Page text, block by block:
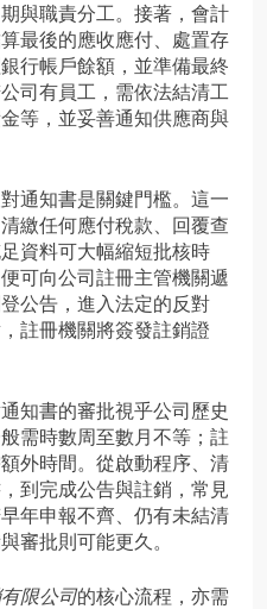
與職責分工。接著，會計
最後的應收應付、處置存
行帳戶餘額，並準備最終
司有員工，需依法結清工
等，並妥善通知供應商與
通知書是關鍵門檻。這一
繳任何應付稅款、回覆查
資料可大幅縮短批核時
可向公司註冊主管機關遞
公告，進入法定的反對
註冊機關將簽發註銷證
知書的審批視乎公司歷史
需時數周至數月不等；註
外時間。從啟動程序、清
到完成公告與註銷，常見
年申報不齊、仍有未結清
審批則可能更久。
限公司的核心流程，亦需